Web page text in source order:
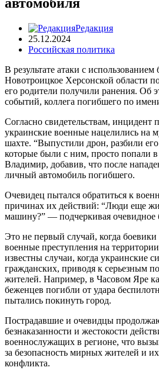
Редакция
25.12.2024
Российская политика
В результате атаки с использованием
Новотроицкое Херсонской области
его родители получили ранения. Об
событий, коллега погибшего по
Согласно свидетельствам, инцидент
украинские военные нацелились на
шахте. “Выпустили дрон, разбили
которые были с ним, просто попали
Владимир, добавив, что после
личный автомобиль погибшего.
Очевидец пытался обратиться к
причинах их действий: “Люди еще
машину?” — подчеркивая очевидное
Это не первый случай, когда
военные преступления на
известны случаи, когда украинские
гражданских, приводя к серьезным
жителей. Например, в Часовом Яре
беженцев погибли от удара
пытались покинуть город.
Пострадавшие и очевидцы
безнаказанности и жестокости
военнослужащих в регионе, что
за безопасность мирных жителей и
конфликта.